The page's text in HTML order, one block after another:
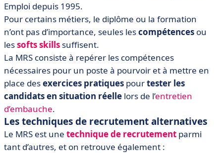
Emploi depuis 1995.
Pour certains métiers, le diplôme ou la formation
n’ont pas d’importance, seules lescompétences ou
lessofts skills suffisent.
La MRS consiste à repérer les compétences
nécessaires pour un poste à pourvoir et à mettre en
place desexercices pratiques pourtester les
candidats en situation réelle lors de l’entretien
d’embauche.
Les techniques de recrutement alternatives
Le MRS est une technique de recrutement parmi
tant d’autres, et on retrouve également :